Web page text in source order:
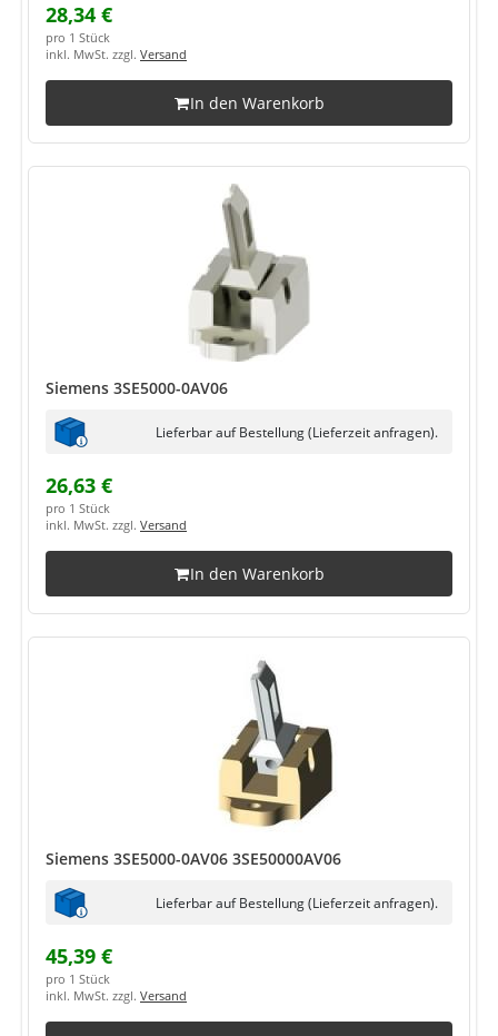
28,34 €
pro 1 Stück
inkl. MwSt. zzgl. Versand
In den Warenkorb
Siemens 3SE5000-0AV06
Lieferbar auf Bestellung (Lieferzeit anfragen).
26,63 €
pro 1 Stück
inkl. MwSt. zzgl. Versand
In den Warenkorb
Siemens 3SE5000-0AV06 3SE50000AV06
Lieferbar auf Bestellung (Lieferzeit anfragen).
45,39 €
pro 1 Stück
inkl. MwSt. zzgl. Versand